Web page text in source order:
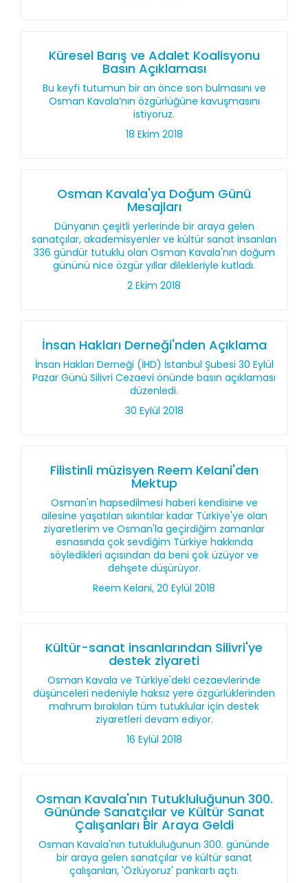
Küresel Barış ve Adalet Koalisyonu
Basın Açıklaması
Bu keyfi tutumun bir an önce son bulmasını ve
Osman Kavala’nın özgürlüğüne kavuşmasını
istiyoruz.
18 Ekim 2018
Osman Kavala'ya Doğum Günü
Mesajları
Dünyanın çeşitli yerlerinde bir araya gelen
sanatçılar, akademisyenler ve kültür sanat insanları
336 gündür tutuklu olan Osman Kavala'nın doğum
gününü nice özgür yıllar dilekleriyle kutladı.
2 Ekim 2018
İnsan Hakları Derneği'nden Açıklama
İnsan Hakları Derneği (İHD) İstanbul Şubesi 30 Eylül
Pazar Günü Silivri Cezaevi önünde basın açıklaması
düzenledi.
30 Eylül 2018
Filistinli müzisyen Reem Kelani'den
Mektup
Osman'ın hapsedilmesi haberi kendisine ve
ailesine yaşatılan sıkıntılar kadar Türkiye'ye olan
ziyaretlerim ve Osman'la geçirdiğim zamanlar
esnasında çok sevdiğim Türkiye hakkında
söyledikleri açısından da beni çok üzüyor ve
dehşete düşürüyor.
Reem Kelani, 20 Eylül 2018
Kültür-sanat insanlarından Silivri'ye
destek ziyareti
Osman Kavala ve Türkiye'deki cezaevlerinde
düşünceleri nedeniyle haksız yere özgürlüklerinden
mahrum bırakılan tüm tutuklular için destek
ziyaretleri devam ediyor.
16 Eylül 2018
Osman Kavala'nın Tutukluluğunun 300.
Gününde Sanatçılar ve Kültür Sanat
Çalışanları Bir Araya Geldi
Osman Kavala'nın tutukluluğunun 300. gününde
bir araya gelen sanatçılar ve kültür sanat
çalışanları, 'Özlüyoruz' pankartı açtı.